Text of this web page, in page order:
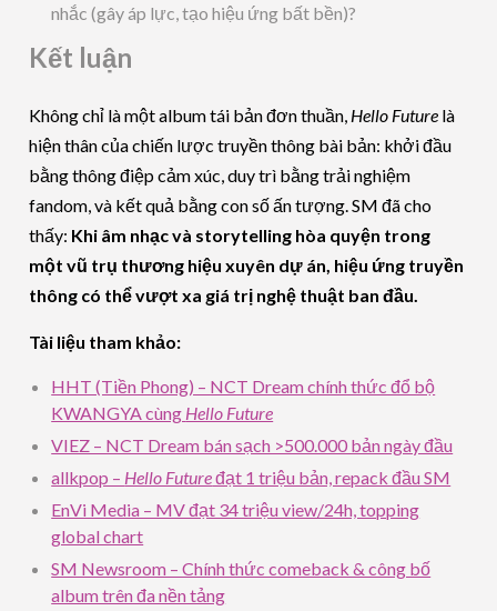
nhắc (gây áp lực, tạo hiệu ứng bất bền)?
Kết luận
Không chỉ là một album tái bản đơn thuần, Hello Future là
hiện thân của chiến lược truyền thông bài bản: khởi đầu
bằng thông điệp cảm xúc, duy trì bằng trải nghiệm
fandom, và kết quả bằng con số ấn tượng. SM đã cho
thấy: Khi âm nhạc và storytelling hòa quyện trong
một vũ trụ thương hiệu xuyên dự án, hiệu ứng truyền
thông có thể vượt xa giá trị nghệ thuật ban đầu.
Tài liệu tham khảo:
HHT (Tiền Phong) – NCT Dream chính thức đổ bộ
KWANGYA cùng Hello Future
VIEZ – NCT Dream bán sạch >500.000 bản ngày đầu
allkpop – Hello Futuređạt 1 triệu bản, repack đầu SM
EnVi Media – MV đạt 34 triệu view/24h, topping
global chart
SM Newsroom – Chính thức comeback & công bố
album trên đa nền tảng